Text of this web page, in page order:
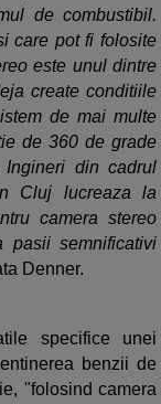
de combustibil.
care pot fi folosite
este unul dintre
create conditiile
de mai multe
de 360 de grade
Ingineri din cadrul
Cluj lucreaza la
camera stereo
pasii semnificativi
Denner.
specifice unei
benzii de
"folosind camera